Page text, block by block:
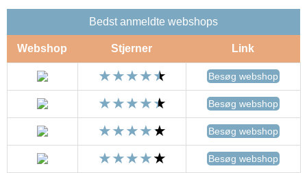
Bedst anmeldte webshops
Webshop Stjerner Link
Besøg webshop
Besøg webshop
Besøg webshop
Besøg webshop